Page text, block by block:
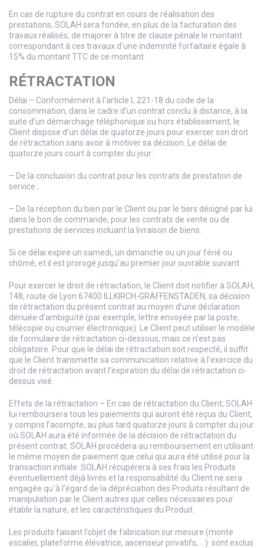
En cas de rupture du contrat en cours de réalisation des
prestations, SOLAH sera fondée, en plus de la facturation des
travaux réalisés, de majorer à titre de clause pénale le montant
correspondant à ces travaux d’une indemnité forfaitaire égale à
15% du montant TTC de ce montant.
RÉTRACTATION
Délai – Conformément à l’article L 221-18 du code de la
consommation, dans le cadre d’un contrat conclu à distance, à la
suite d’un démarchage téléphonique ou hors établissement, le
Client dispose d’un délai de quatorze jours pour exercer son droit
de rétractation sans avoir à motiver sa décision. Le délai de
quatorze jours court à compter du jour :
– De la conclusion du contrat pour les contrats de prestation de
service ;
– De la réception du bien par le Client ou par le tiers désigné par lui
dans le bon de commande, pour les contrats de vente ou de
prestations de services incluant la livraison de biens.
Si ce délai expire un samedi, un dimanche ou un jour férié ou
chômé, et il est prorogé jusqu’au premier jour ouvrable suivant.
Pour exercer le droit de rétractation, le Client doit notifier à SOLAH,
148, route de Lyon 67400 ILLKIRCH-GRAFFENSTADEN, sa décision
de rétractation du présent contrat au moyen d’une déclaration
dénuée d’ambiguïté (par exemple, lettre envoyée par la poste,
télécopie ou courrier électronique). Le Client peut utiliser le modèle
de formulaire de rétractation ci-dessous, mais ce n’est pas
obligatoire. Pour que le délai de rétractation soit respecté, il suffit
que le Client transmette sa communication relative à l’exercice du
droit de rétractation avant l’expiration du délai de rétractation ci-
dessus visé.
Effets de la rétractation – En cas de rétractation du Client, SOLAH
lui remboursera tous les paiements qui auront été reçus du Client,
y compris l’acompte, au plus tard quatorze jours à compter du jour
où SOLAH aura été informée de la décision de rétractation du
présent contrat. SOLAH procédera au remboursement en utilisant
le même moyen de paiement que celui qui aura été utilisé pour la
transaction initiale. SOLAH récupérera à ses frais les Produits
éventuellement déjà livrés et la responsabilité du Client ne sera
engagée qu`à l’égard de la dépréciation des Produits résultant de
manipulation par le Client autres que celles nécessaires pour
établir la nature, et les caractéristiques du Produit.
Les produits faisant l’objet de fabrication sur mesure (monte
escalier, plateforme élévatrice, ascenseur privatifs, …) sont exclus